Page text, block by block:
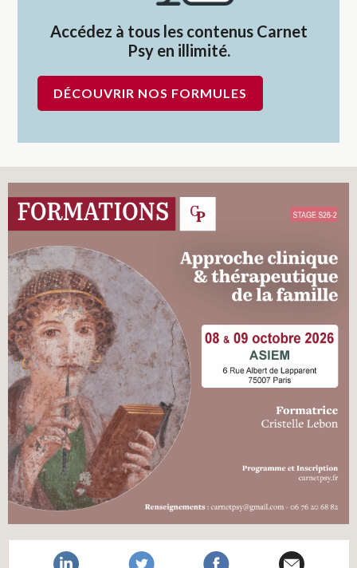
Accédez à tous les contenus Carnet
Psy en illimité.
DÉCOUVRIR NOS FORMULES